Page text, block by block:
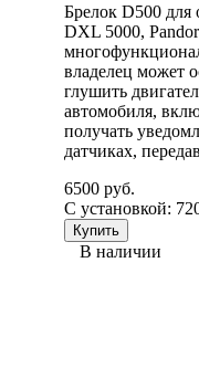
Брелок D500 для
DXL 5000,
владелец может
глушить
автомобиля,
получать
датчиках,
6500 руб.
С установкой:
В наличии